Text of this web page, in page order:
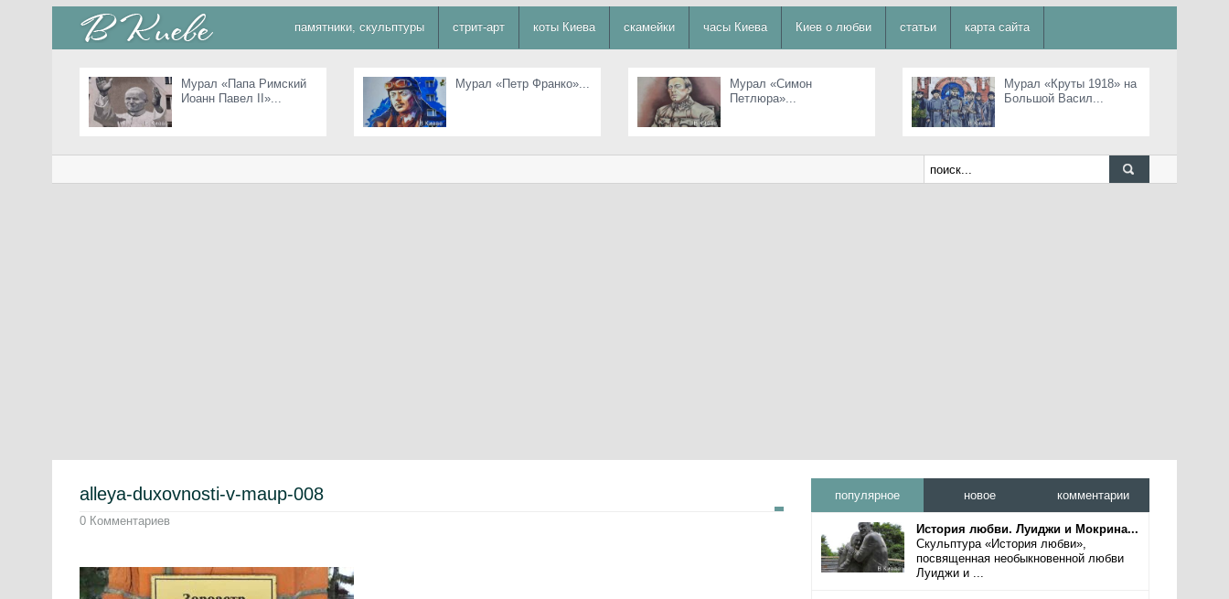
памятники, скульптуры стрит-арт коты Киева скамейки часы Киева Киев о любви статьи карта сайта
Мурал «Папа Римский
Иоанн Павел II»...
Мурал «Петр Франко»...
Мурал «Симон
Петлюра»...
Мурал «Круты 1918» на
Большой Васил...
alleya-duxovnosti-v-maup-008
0 Комментариев
популярное новое комментарии
История любви. Луиджи и Мокрина...
Скульптура «История любви»,
посвященная необыкновенной любви
Луиджи и ...